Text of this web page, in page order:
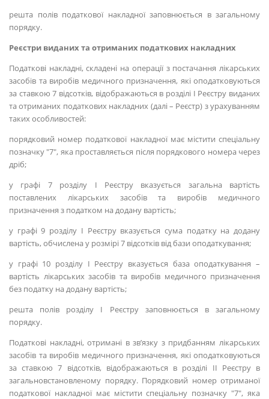
решта полів податкової накладної заповнюється в загальному
порядку.
Реєстри виданих та отриманих податкових накладних
Податкові накладні, складені на операції з постачання лікарських
засобів та виробів медичного призначення, які оподатковуються
за ставкою 7 відсотків, відображаються в розділі І Реєстру виданих
та отриманих податкових накладних (далі – Реєстр) з урахуванням
таких особливостей:
порядковий номер податкової накладної має містити спеціальну
позначку "7", яка проставляється після порядкового номера через
дріб;
у графі 7 розділу І Реєстру вказується загальна вартість
поставлених лікарських засобів та виробів медичного
призначення з податком на додану вартість;
у графі 9 розділу І Реєстру вказується сума податку на додану
вартість, обчислена у розмірі 7 відсотків від бази оподаткування;
у графі 10 розділу І Реєстру вказується база оподаткування –
вартість лікарських засобів та виробів медичного призначення
без податку на додану вартість;
решта полів розділу І Реєстру заповнюється в загальному
порядку.
Податкові накладні, отримані в зв’язку з придбанням лікарських
засобів та виробів медичного призначення, які оподатковуються
за ставкою 7 відсотків, відображаються в розділі ІІ Реєстру в
загальновстановленому порядку. Порядковий номер отриманої
податкової накладної має містити спеціальну позначку "7", яка